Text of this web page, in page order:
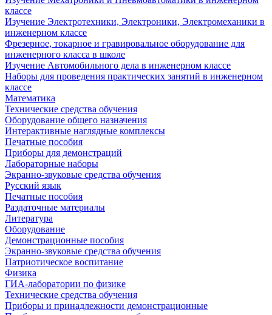
классе
Изучение Электротехники, Электроники, Электромеханики в
инженерном классе
Фрезерное, токарное и гравировальное оборудование для
инженерного класса в школе
Изучение Автомобильного дела в инженерном классе
Наборы для проведения практических занятий в инженерном
классе
Математика
Технические средства обучения
Оборудование общего назначения
Интерактивные наглядные комплексы
Печатные пособия
Приборы для демонстраций
Лабораторные наборы
Экранно-звуковые средства обучения
Русский язык
Печатные пособия
Раздаточные материалы
Литература
Оборудование
Демонстрационные пособия
Экранно-звуковые средства обучения
Патриотическое воспитание
Физика
ГИА-лаборатории по физике
Технические средства обучения
Приборы и принадлежности демонстрационные